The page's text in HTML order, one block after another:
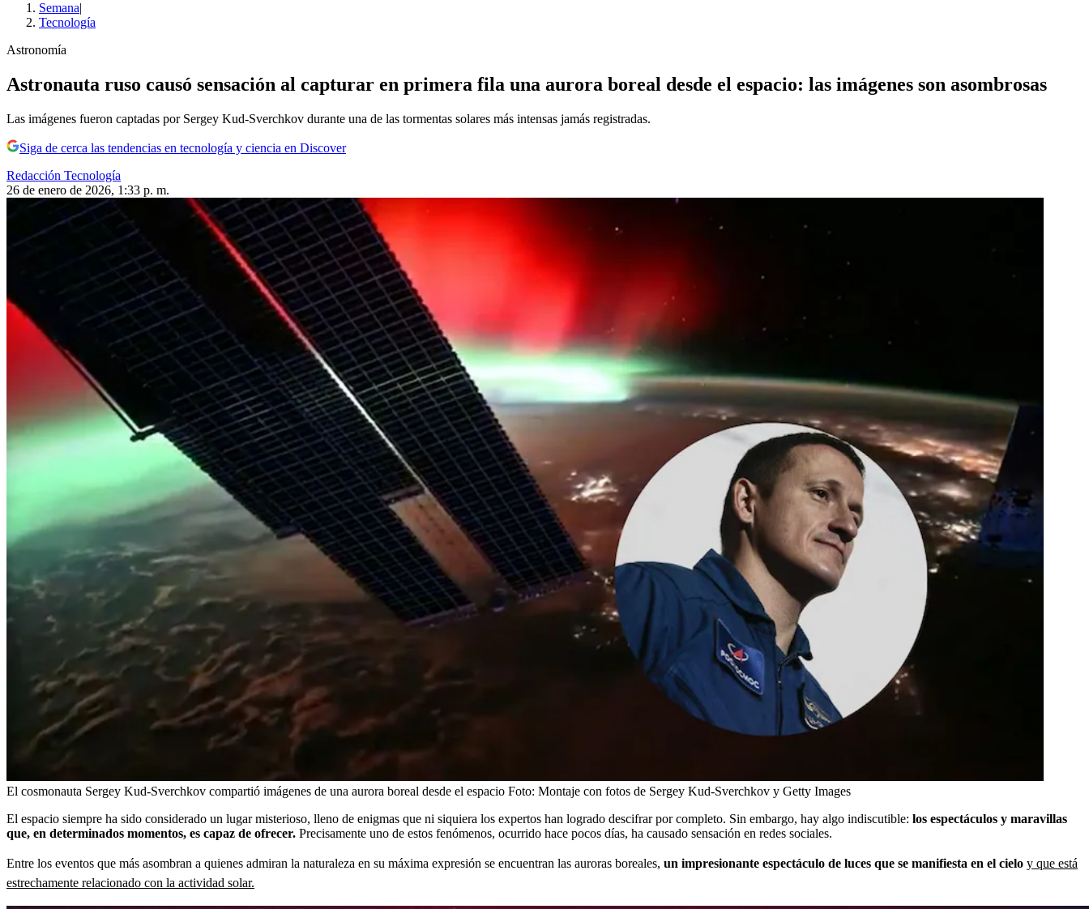
Semana|
Tecnología
Astronomía
Astronauta ruso causó sensación al capturar en primera fila una aurora boreal desde el espacio: las imágenes son asombrosas
Las imágenes fueron captadas por Sergey Kud-Sverchkov durante una de las tormentas solares más intensas jamás registradas.
Siga de cerca las tendencias en tecnología y ciencia en Discover
Redacción Tecnología
26 de enero de 2026, 1:33 p. m.
El cosmonauta Sergey Kud-Sverchkov compartió imágenes de una aurora boreal desde el espacio Foto: Montaje con fotos de Sergey Kud-Sverchkov y Getty Images
El espacio siempre ha sido considerado un lugar misterioso, lleno de enigmas que ni siquiera los expertos han logrado descifrar por completo. Sin embargo, hay algo indiscutible: los espectáculos y maravillas
que, en determinados momentos, es capaz de ofrecer. Precisamente uno de estos fenómenos, ocurrido hace pocos días, ha causado sensación en redes sociales.
Entre los eventos que más asombran a quienes admiran la naturaleza en su máxima expresión se encuentran las auroras boreales, un impresionante espectáculo de luces que se manifiesta en el cielo y que está
estrechamente relacionado con la actividad solar.